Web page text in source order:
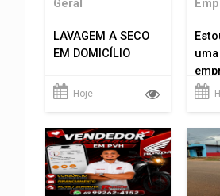
Geral
LAVAGEM A SECO
EM DOMICÍLIO
Hoje
em